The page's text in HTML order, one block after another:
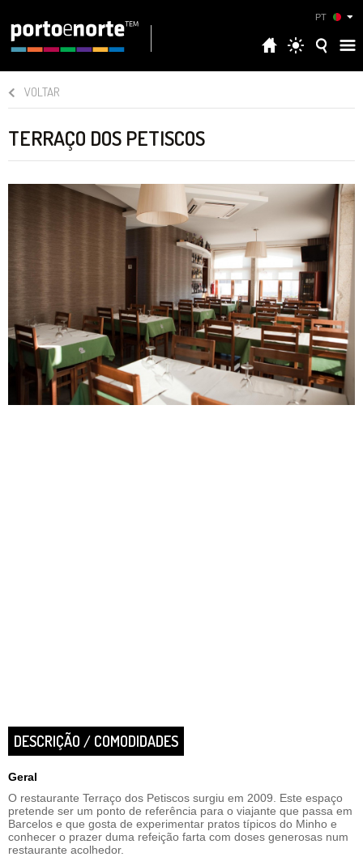
PT
VOLTAR
TERRAÇO DOS PETISCOS
DESCRIÇÃO / COMODIDADES
Geral
O restaurante Terraço dos Petiscos surgiu em 2009. Este espaço
pretende ser um ponto de referência para o viajante que passa em
Barcelos e que gosta de experimentar pratos típicos do Minho e
conhecer o prazer duma refeição farta com doses generosas num
restaurante acolhedor.